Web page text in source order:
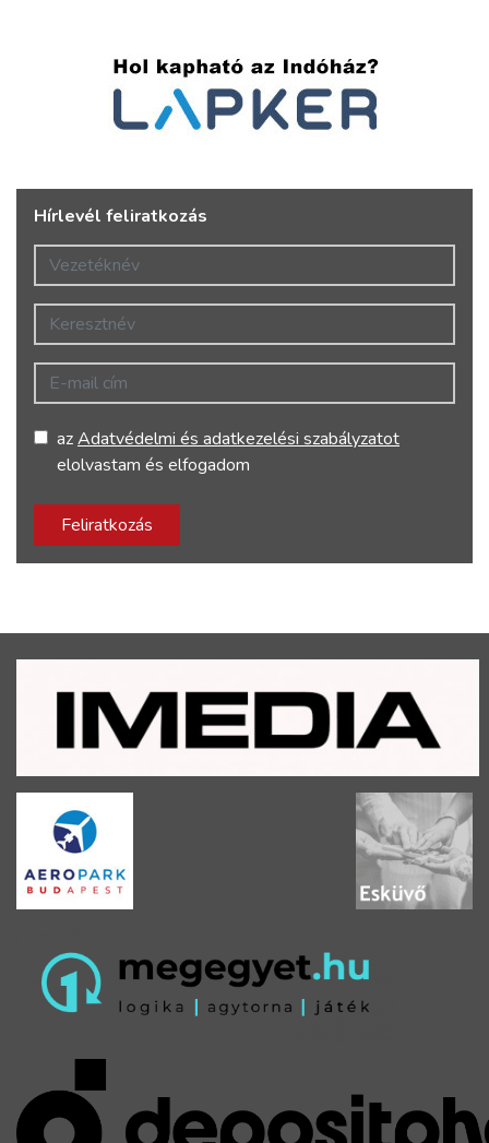
Hírlevél feliratkozás
Vezetéknév
Keresztnév
E-mail cím
azAdatvédelmi és adatkezelési szabályzatot
elolvastam és elfogadom
Feliratkozás